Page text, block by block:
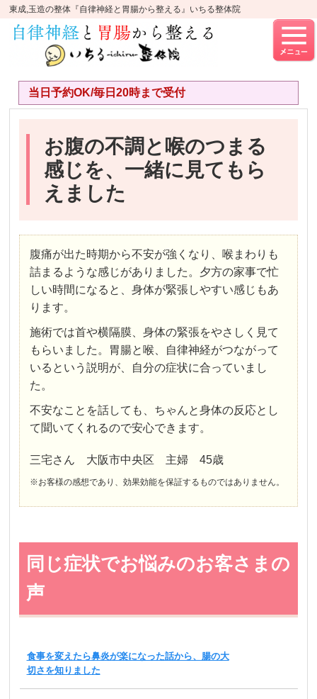
東成,玉造の整体『自律神経と胃腸から整える』いちる整体院
当日予約OK/毎日20時まで受付
お腹の不調と喉のつまる
感じを、一緒に見てもら
えました
腹痛が出た時期から不安が強くなり、喉まわりも
詰まるような感じがありました。夕方の家事で忙
しい時間になると、身体が緊張しやすい感じもあ
ります。
施術では首や横隔膜、身体の緊張をやさしく見て
もらいました。胃腸と喉、自律神経がつながって
いるという説明が、自分の症状に合っていまし
た。
不安なことを話しても、ちゃんと身体の反応とし
て聞いてくれるので安心できます。
三宅さん 大阪市中央区 主婦 45歳
※お客様の感想であり、効果効能を保証するものではありません。
同じ症状でお悩みのお客さまの
声
食事を変えたら鼻炎が楽になった話から、腸の大
切さを知りました